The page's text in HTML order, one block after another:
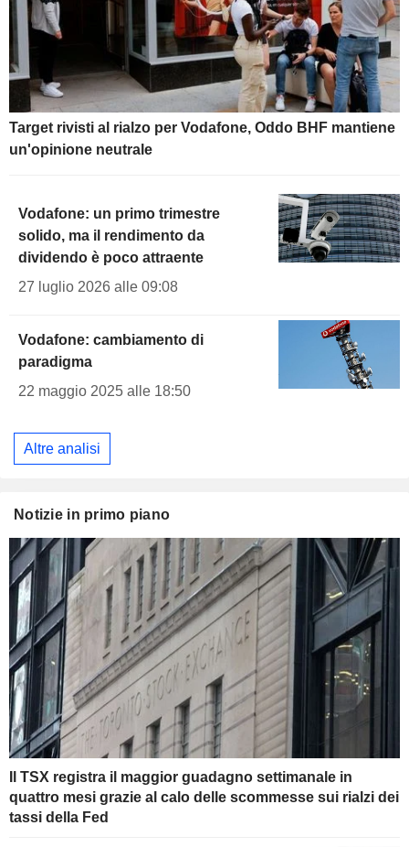
Target rivisti al rialzo per Vodafone, Oddo BHF mantiene
un'opinione neutrale
Vodafone: un primo trimestre
solido, ma il rendimento da
dividendo è poco attraente
27 luglio 2026 alle 09:08
Vodafone: cambiamento di
paradigma
22 maggio 2025 alle 18:50
Altre analisi
Notizie in primo piano
Il TSX registra il maggior guadagno settimanale in
quattro mesi grazie al calo delle scommesse sui rialzi dei
tassi della Fed